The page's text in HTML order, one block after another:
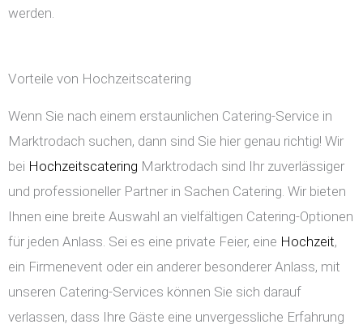
werden.
Vorteile von Hochzeitscatering
Wenn Sie nach einem erstaunlichen Catering-Service in
Marktrodach suchen, dann sind Sie hier genau richtig! Wir
bei Hochzeitscatering Marktrodach sind Ihr zuverlässiger
und professioneller Partner in Sachen Catering. Wir bieten
Ihnen eine breite Auswahl an vielfältigen Catering-Optionen
für jeden Anlass. Sei es eine private Feier, eine Hochzeit,
ein Firmenevent oder ein anderer besonderer Anlass, mit
unseren Catering-Services können Sie sich darauf
verlassen, dass Ihre Gäste eine unvergessliche Erfahrung